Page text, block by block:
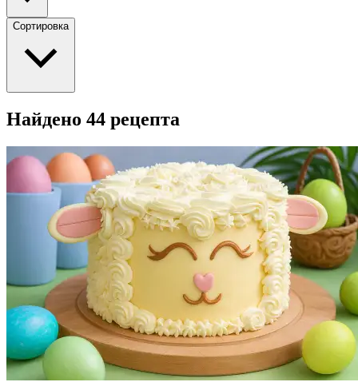
Сортировка
Найдено 44 рецепта